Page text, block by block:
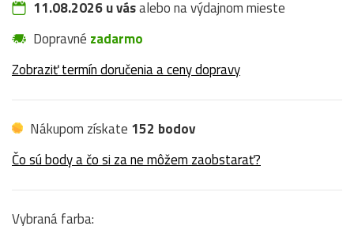
11.08.2026 u vásalebo na výdajnom mieste
Dopravné zadarmo
Zobraziť termín doručenia a ceny dopravy
Nákupom získate 152 bodov
Čo sú body a čo si za ne môžem zaobstarať?
Vybraná farba: